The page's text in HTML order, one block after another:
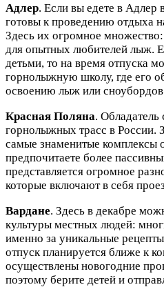
Адлер. Если вы едете в Адлер
готовы к проведению отдыха
Здесь их огромное
для опытных любителей лыж.
детьми, то на время отпуска
горнолыжную школу, где его
освоению лыж или
Красная Поляна.
горнолыжных трасс в России.
самые знаменитые комплексы
предпочитаете более
представляется огромное
которые включают в себя
Вардане. Здесь в декабре
культуры местных людей:
именно за уникальные
отпуск планируется ближе к
осуществлены новогодние
поэтому берите детей и